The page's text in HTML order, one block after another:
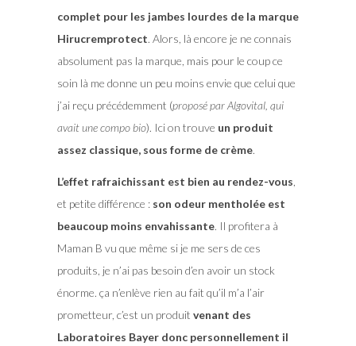
complet pour les jambes lourdes de la marque
Hirucremprotect. Alors, là encore je ne connais
absolument pas la marque, mais pour le coup ce
soin là me donne un peu moins envie que celui que
j’ai reçu précédemment (proposé par Algovital, qui
avait une compo bio). Ici on trouve un produit
assez classique, sous forme de crème.
L’effet rafraichissant est bien au rendez-vous
et petite différence : son odeur mentholée est
beaucoup moins envahissante. Il profitera à
Maman B vu que même si je me sers de ces
produits, je n’ai pas besoin d’en avoir un stock
énorme. ça n’enlève rien au fait qu’il m’a l’air
prometteur, c’est un produit venant des
Laboratoires Bayer donc personnellement il